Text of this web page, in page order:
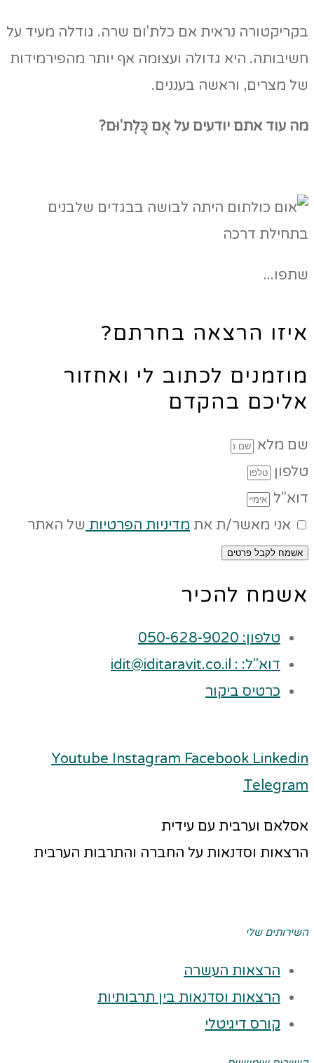
בקריקטורה נראית אם כלת'ום שרה. גודלה מעיד על
חשיבותה. היא גדולה ועצומה אף יותר מהפירמידות
של מצרים, וראשה בעננים.
מה עוד אתם יודעים על אֻם כֻּלְת'וּם?
שתפו...
איזו הרצאה בחרתם?
מוזמנים לכתוב לי ואחזור
אליכם בהקדם
שם מלא
טלפון
דוא"ל
אני מאשר/ת את מדיניות הפרטיות של האתר
אשמח לקבל פרטים
אשמח להכיר
טלפון: 050-628-9020
דוא"ל: : idit@iditaravit.co.il
כרטיס ביקור
Youtube Instagram Facebook Linkedin
Telegram
אסלאם וערבית עם עידית
הרצאות וסדנאות על החברה והתרבות הערבית
השירותים שלי
הרצאות העשרה
הרצאות וסדנאות בין תרבותיות
קורס דיגיטלי